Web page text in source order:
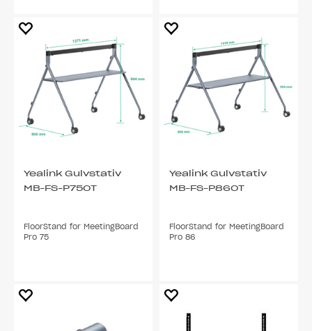
Yealink Gulvstativ
MB-FS-P750T
FloorStand for MeetingBoard
Pro 75
Yealink Gulvstativ
MB-FS-P860T
FloorStand for MeetingBoard
Pro 86